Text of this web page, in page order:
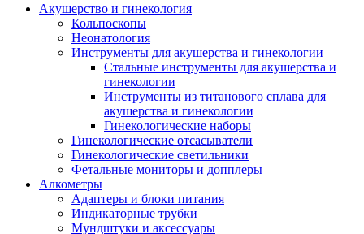
Акушерство и гинекология
Кольпоскопы
Неонатология
Инструменты для акушерства и гинекологии
Стальные инструменты для акушерства и
гинекологии
Инструменты из титанового сплава для
акушерства и гинекологии
Гинекологические наборы
Гинекологические отсасыватели
Гинекологические светильники
Фетальные мониторы и допплеры
Алкометры
Адаптеры и блоки питания
Индикаторные трубки
Мундштуки и аксессуары